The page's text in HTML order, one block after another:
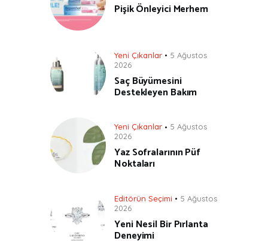
Pişik Önleyici Merhem
Yeni Çıkanlar
5 Ağustos
2026
Saç Büyümesini
Destekleyen Bakım
Yeni Çıkanlar
5 Ağustos
2026
Yaz Sofralarının Püf
Noktaları
Editörün Seçimi
5 Ağustos
2026
Yeni Nesil Bir Pırlanta
Deneyimi